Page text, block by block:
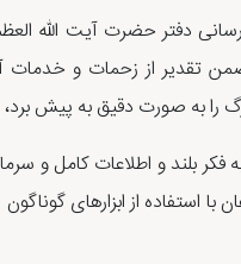
رسانی دفتر حضرت آیت الله
تقدیر از زحمات و خدمات
را به صورت دقیق به پیش
فکر بلند و اطلاعات کامل و
با استفاده از ابزارهای